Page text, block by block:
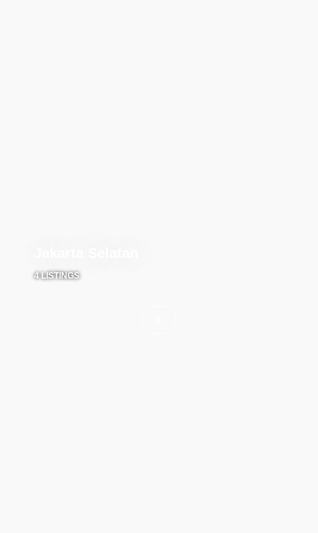
4 LISTINGS